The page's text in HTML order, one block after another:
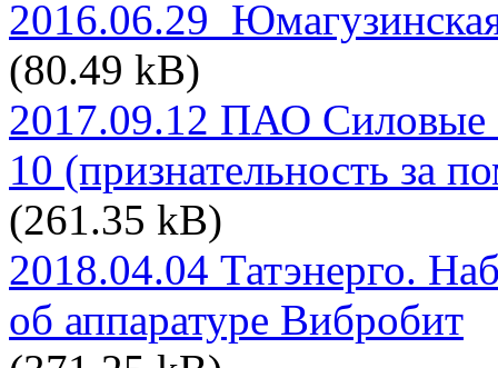
(80.49 kB)
2017.09.12 ПАО
10 (признательность за
(261.35 kB)
2018.04.04 Татэнерго.
об аппаратуре Вибробит